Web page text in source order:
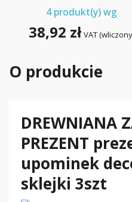
4produkt(y) wg
38,92 zł VAT
O produkcie
DREWNIANA
PREZENT
upominek
sklejki 3szt